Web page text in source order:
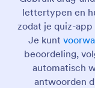
lettertypen en
zodat je quiz-
Je kunt
beoordeling,
automatisch
antwoorden